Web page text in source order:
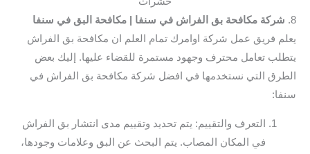
8. شركة مكافحة بق الفراش في سنفا
| مكافحة البق في سنفا
يعلم فريق عمل شركة اوامرك تمام العلم ان مكافحة بق الفراش
يتطلب تعامل محترف وجهود مستمرة للقضاء عليها. إليك بعض
الطرق التي نستخدمها في افضل شركة مكافحة بق الفراش في
سنفا:
التعرف والتقييم: يتم تحديد وتقييم مدى انتشار بق الفراش
في المكان المصاب. يتم البحث عن البق وعلامات وجودها،